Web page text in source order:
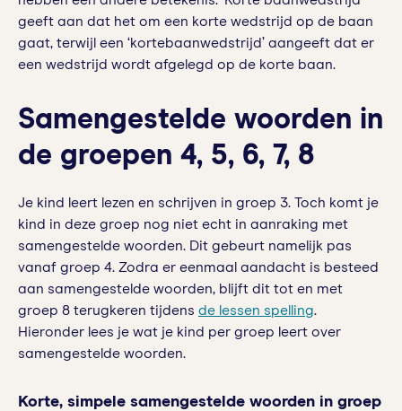
geeft aan dat het om een korte wedstrijd op de baan
gaat, terwijl een ‘kortebaanwedstrijd’ aangeeft dat er
een wedstrijd wordt afgelegd op de korte baan.
Samengestelde woorden in
de groepen 4, 5, 6, 7, 8
Je kind leert lezen en schrijven in groep 3. Toch komt je
kind in deze groep nog niet echt in aanraking met
samengestelde woorden. Dit gebeurt namelijk pas
vanaf groep 4. Zodra er eenmaal aandacht is besteed
aan samengestelde woorden, blijft dit tot en met
groep 8 terugkeren tijdens de lessen spelling.
Hieronder lees je wat je kind per groep leert over
samengestelde woorden.
Korte, simpele samengestelde woorden in groep